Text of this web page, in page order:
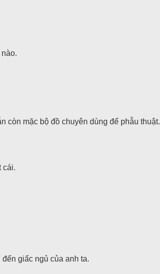
còn mặc bộ đồ chuyên dùng để phẫu thuật.
cái.
giấc ngủ của anh ta.